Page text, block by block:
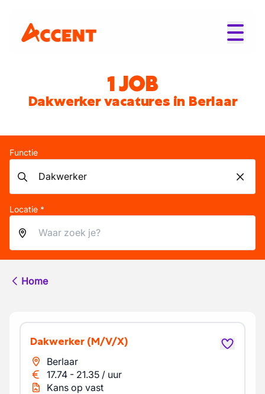
1 JOB
Dakwerker vacatures in Berlaar
Functie
Locatie *
Home
Dakwerker (M/V/X)
Berlaar
17.74 - 21.35 / uur
Kans op vast